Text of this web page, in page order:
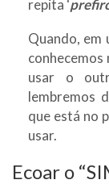
repita ‘
Quando, em
conhecemos
usar o
lembremos
que está no
usar.
Ecoar o